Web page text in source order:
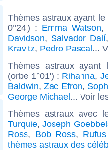
Thèmes astraux ayant
0°24') : Emma Watson,
Davidson, Salvador Dalí
Kravitz, Pedro Pascal...
Thèmes astraux ayant
(orbe 1°01') : Rihanna,
Baldwin,Zac Efron,
George Michael... Voir
Thèmes astraux avec
Turquie,Joseph
Ross, Bob Ross,
thèmes astraux des